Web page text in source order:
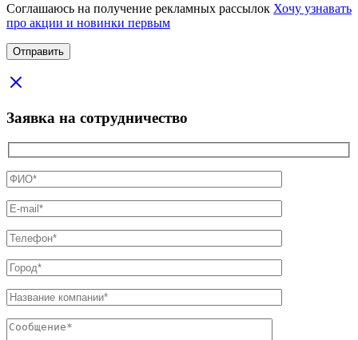
Соглашаюсь на получение рекламных рассылок Хочу узнавать
про акции и новинки первым
Заявка на сотрудничество